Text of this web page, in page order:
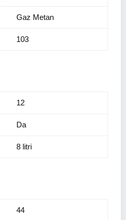
Gaz Metan
103
12
Da
8 litri
44